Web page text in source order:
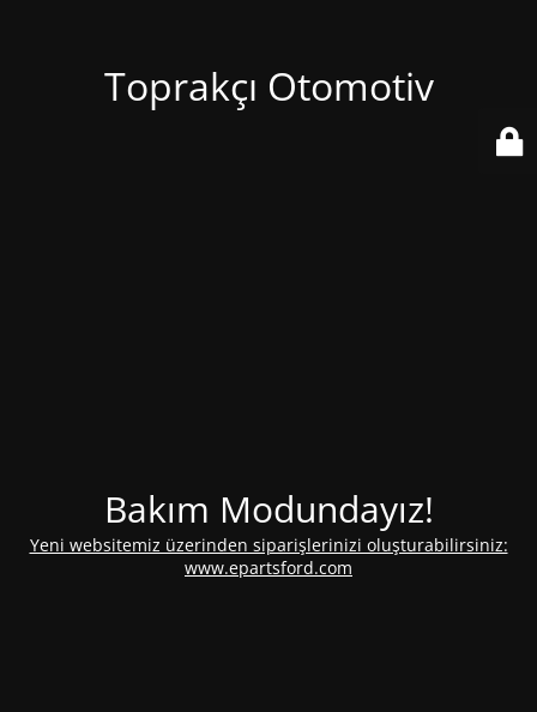
Toprakçı Otomotiv
Bakım Modundayız!
Yeni websitemiz üzerinden siparişlerinizi oluşturabilirsiniz:
www.epartsford.com